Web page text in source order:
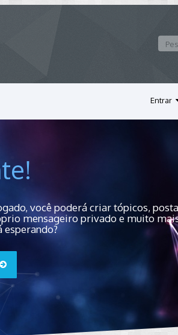
Entrar
você poderá criar tópicos,
mensageiro privado e muito
esperando?